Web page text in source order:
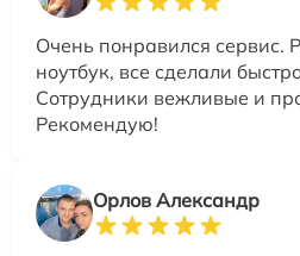
Очень понравился сервис.
ноутбук, все сделали
Сотрудники вежливые и
Рекомендую!
Орлов Александр